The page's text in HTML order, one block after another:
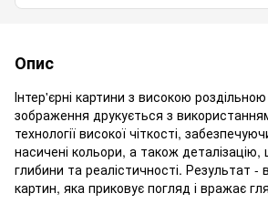
Опис
Інтер'єрні картини з високою
зображення друкується з
технології високої чіткості,
насичені кольори, а також
глибини та реалістичності. Результат -
картин, яка приковує погляд і вражає